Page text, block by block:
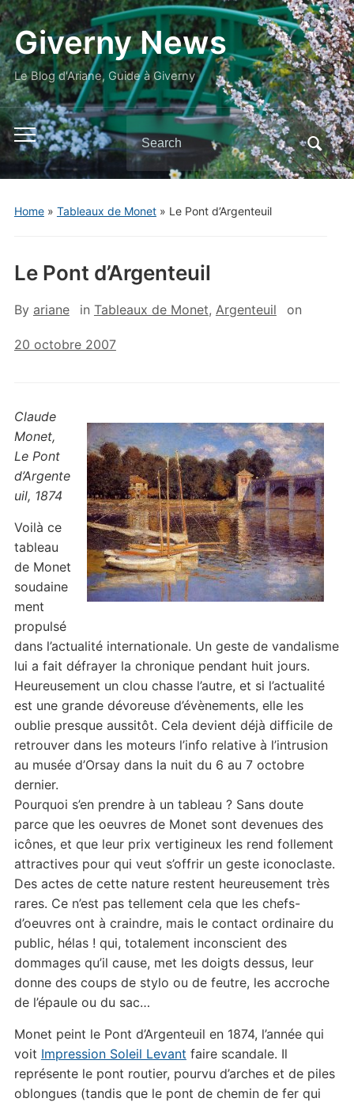
Giverny News
Le Blog d'Ariane, Guide à Giverny
Toggle
mobile
menu
Search
for:
Home» Tableaux de Monet» Le Pont d’Argenteuil
Le Pont d’Argenteuil
By ariane in Tableaux de Monet, Argenteuil on
20 octobre 2007
Claude
Monet,
Le Pont
d’Argente
uil, 1874
Voilà ce
tableau
de Monet
soudaine
ment
propulsé
dans l’actualité internationale. Un geste de vandalisme
lui a fait défrayer la chronique pendant huit jours.
Heureusement un clou chasse l’autre, et si l’actualité
est une grande dévoreuse d’évènements, elle les
oublie presque aussitôt. Cela devient déjà difficile de
retrouver dans les moteurs l’info relative à l’intrusion
au musée d’Orsay dans la nuit du 6 au 7 octobre
dernier.
Pourquoi s’en prendre à un tableau ? Sans doute
parce que les oeuvres de Monet sont devenues des
icônes, et que leur prix vertigineux les rend follement
attractives pour qui veut s’offrir un geste iconoclaste.
Des actes de cette nature restent heureusement très
rares. Ce n’est pas tellement cela que les chefs-
d’oeuvres ont à craindre, mais le contact ordinaire du
public, hélas ! qui, totalement inconscient des
dommages qu’il cause, met les doigts dessus, leur
donne des coups de stylo ou de feutre, les accroche
de l’épaule ou du sac…
Monet peint le Pont d’Argenteuil en 1874, l’année qui
voit Impression Soleil Levant faire scandale. Il
représente le pont routier, pourvu d’arches et de piles
oblongues (tandis que le pont de chemin de fer qui